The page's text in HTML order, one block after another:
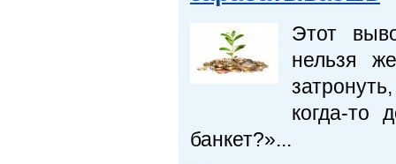
Этот
нельзя
когда-то
банкет?»...